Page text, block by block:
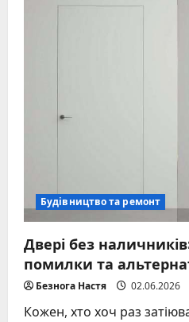
своїми
Будівництво та ремонт
Двері без
помилки та
Безнога Настя 02.06.2026
Кожен, хто хоч раз